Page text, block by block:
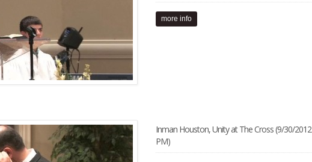
more info
Inman Houston, Unity at The Cross (9/30/2012
PM)